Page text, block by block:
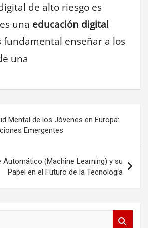
de alto riesgo es
una educación digital
fundamental enseñar a los
una
Mental de los Jóvenes en Europa:
Emergentes
Automático (Machine Learning) y su
Papel en el Futuro de la Tecnología